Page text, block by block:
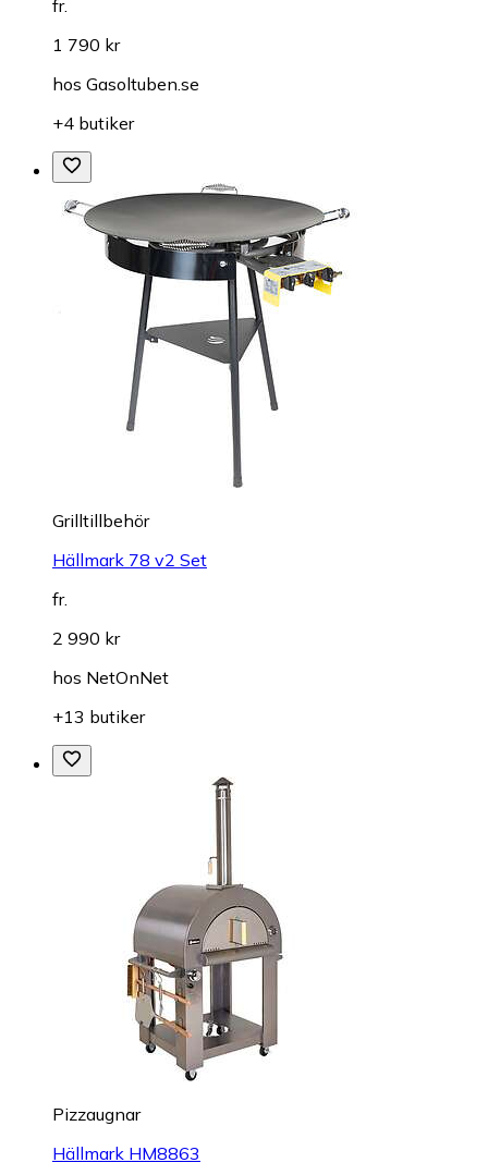
fr.
1 790 kr
hos Gasoltuben.se
+4 butiker
Grilltillbehör
Hällmark 78 v2 Set
fr.
2 990 kr
hos NetOnNet
+13 butiker
Pizzaugnar
Hällmark HM8863